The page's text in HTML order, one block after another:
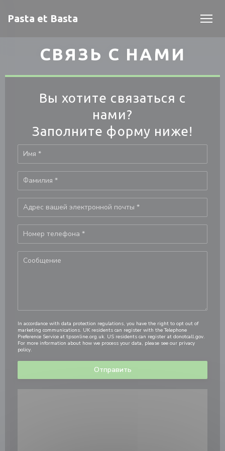
Pasta et Basta
СВЯЗЬ С НАМИ
Вы хотите связаться с
нами?
Заполните форму ниже!
In accordance with data protection regulations, you have the right to opt out of
marketing communications. UK residents can register with the Telephone
Preference Service at tpsonline.org.uk. US residents can register at donotcall.gov.
For more information about how we process your data, please see our privacy
policy.